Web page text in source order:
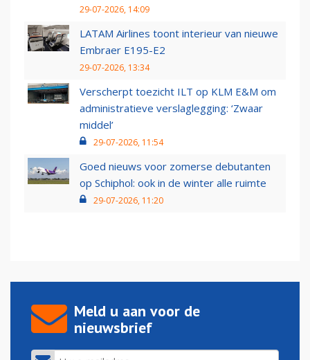
29-07-2026, 14:09
LATAM Airlines toont interieur van nieuwe
Embraer E195-E2
29-07-2026, 13:34
Verscherpt toezicht ILT op KLM E&M om
administratieve verslaglegging: ‘Zwaar
middel’
29-07-2026, 11:54
Goed nieuws voor zomerse debutanten
op Schiphol: ook in de winter alle ruimte
29-07-2026, 11:20
Meld u aan voor de
nieuwsbrief